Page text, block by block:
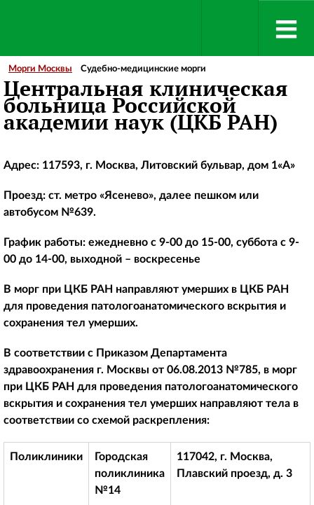
Морги Москвы Судебно-медицинские морги
Центральная клиническая
больница Российской
академии наук (ЦКБ РАН)
Адрес: 117593, г. Москва, Литовский бульвар, дом 1«А»
Проезд: ст. метро «Ясенево», далее пешком или
автобусом №639.
График работы: ежедневно с 9-00 до 15-00, суббота с 9-
00 до 14-00, выходной – воскресенье
В морг при ЦКБ РАН направляют умерших в ЦКБ РАН
для проведения патологоанатомического вскрытия и
сохранения тел умерших.
В соответствии с Приказом Департамента
здравоохранения г. Москвы от 06.08.2013 №785, в морг
при ЦКБ РАН для проведения патологоанатомического
вскрытия и сохранения тел умерших направляют тела в
соответствии со схемой раскрепления:
Поликлиники
Городская
поликлиника
№14
117042, г. Москва,
Плавский проезд, д. 3